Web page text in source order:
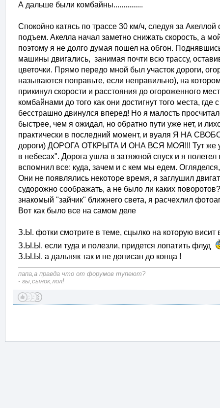
А дальше были комбайны...............
Спокойно катясь по трассе 30 км/ч, следуя за
подъем. Акелла начал заметно снижать скорость, а
поэтому я не долго думая пошел на обгон.
машины двигались, занимая почти всю трассу,
цветочки. Прямо передо мной был участок дороги,
называются поправьте, если неправильно), на
прикинул скорости и расстояния до огороженного
комбайнами до того как они достигнут того места,
бесстрашно двинулся вперед! Но я малость
быстрее, чем я ожидал, но обратно пути уже нет, и
практически в последний момент, и вуаля Я НА
дороги) ДОРОГА ОТКРЫТА И ОНА ВСЯ МОЯ!!! Тут же у
в небесах". Дорога ушла в затяжной спуск и я
вспомнил все: куда, зачем и с кем мы едем.
Они не появлялись некоторе время, я заглушил
судорожно соображать, а не было ли каких
знакомый "зайчик" ближнего света, я расчехлил
Вот как было все на самом деле
З.Ы. фотки смотрите в теме, сцылко на которую висит
З.Ы.Ы. если туда и полезли, придется лопатить флуд
З.Ы.Ы. а дальняк так и не дописан до конца !
папа,а правда что от форумов тупеют?
- гы,сынок,лол!